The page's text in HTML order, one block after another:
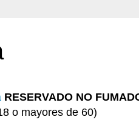
RESERVADO NO
o mayores de 60)